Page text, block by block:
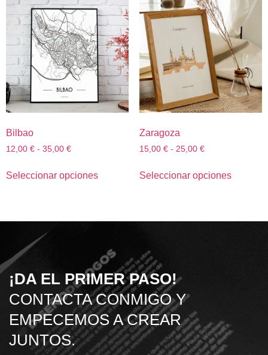
Bilbao
12,00 € - 35,00 €
Seleccionar opciones
Zaragoza
15,00 € - 25,00 €
Seleccionar opciones
¡DA EL PRIMER PASO!
CONTACTA CONMIGO Y
EMPECEMOS A CREAR
JUNTOS.